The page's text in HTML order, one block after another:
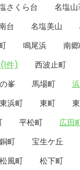
さくら台 名塩山
台 名塩美山
鳴尾浜 南
件) 西波止町
峯 馬場町
東浜町 東町
平松町 広田
町 宝生ケ丘
松風町 松下町